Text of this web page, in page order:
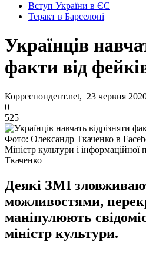
Вступ України в ЄС
Теракт в Барселоні
Українців
факти від
Корреспондент.net, 23 червня
0
525
Фото: Олександр Ткаченко в
Міністр культури і
Ткаченко
Деякі ЗМІ
можливостями,
маніпулюють
міністр культури.